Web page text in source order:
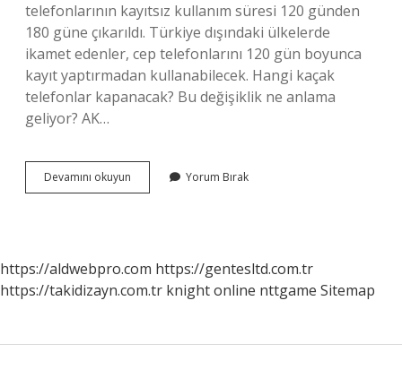
telefonlarının kayıtsız kullanım süresi 120 günden
180 güne çıkarıldı. Türkiye dışındaki ülkelerde
ikamet edenler, cep telefonlarını 120 gün boyunca
kayıt yaptırmadan kullanabilecek. Hangi kaçak
telefonlar kapanacak? Bu değişiklik ne anlama
geliyor? AK…
Devamını okuyun
Kacak
Yorum Bırak
https://aldwebpro.com https://gentesltd.com.tr
https://takidizayn.com.tr knight online nttgame Sitemap